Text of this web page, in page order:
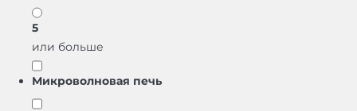
5
или больше
Микроволновая печь